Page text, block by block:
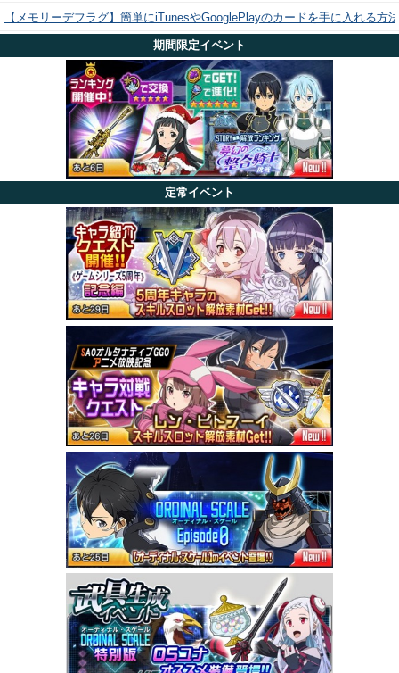
【メモリーデフラグ】簡単にiTunesやGooglePlayのカードを手に入れる方
期間限定イベント
定常イベント